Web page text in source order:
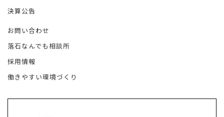
決算公告
お問い合わせ
落石なんでも相談所
採用情報
働きやすい環境づくり